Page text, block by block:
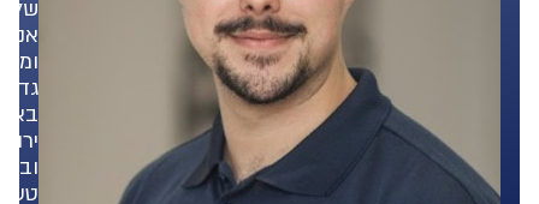
אנשים
ומאמין
באנרגיה
ובפתרונות